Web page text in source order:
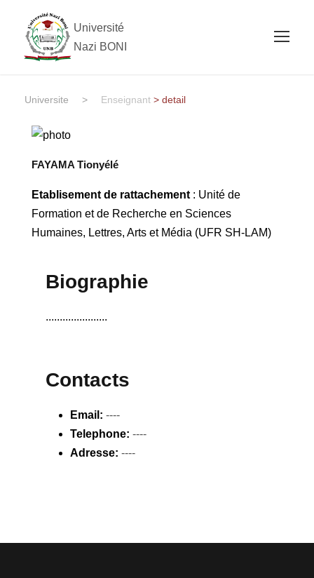
Université
Nazi BONI
Universite > Enseignant > detail
FAYAMA Tionyélé
Etablisement de rattachement: Unité de
Formation et de Recherche en Sciences
Humaines, Lettres, Arts et Média (UFR SH-LAM)
Biographie
......................
Contacts
Email: ----
Telephone: ----
Adresse: ----